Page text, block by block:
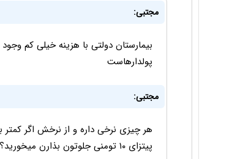
مجتبی:
بیمارستان دولتی با هزینه خیلی کم
پولدارهاست
مجتبی:
هر چیزی نرخی داره و از نرخش اگر کمتر
پیتزای ۱۰ تومنی جلوتون بذارن میخورید؟